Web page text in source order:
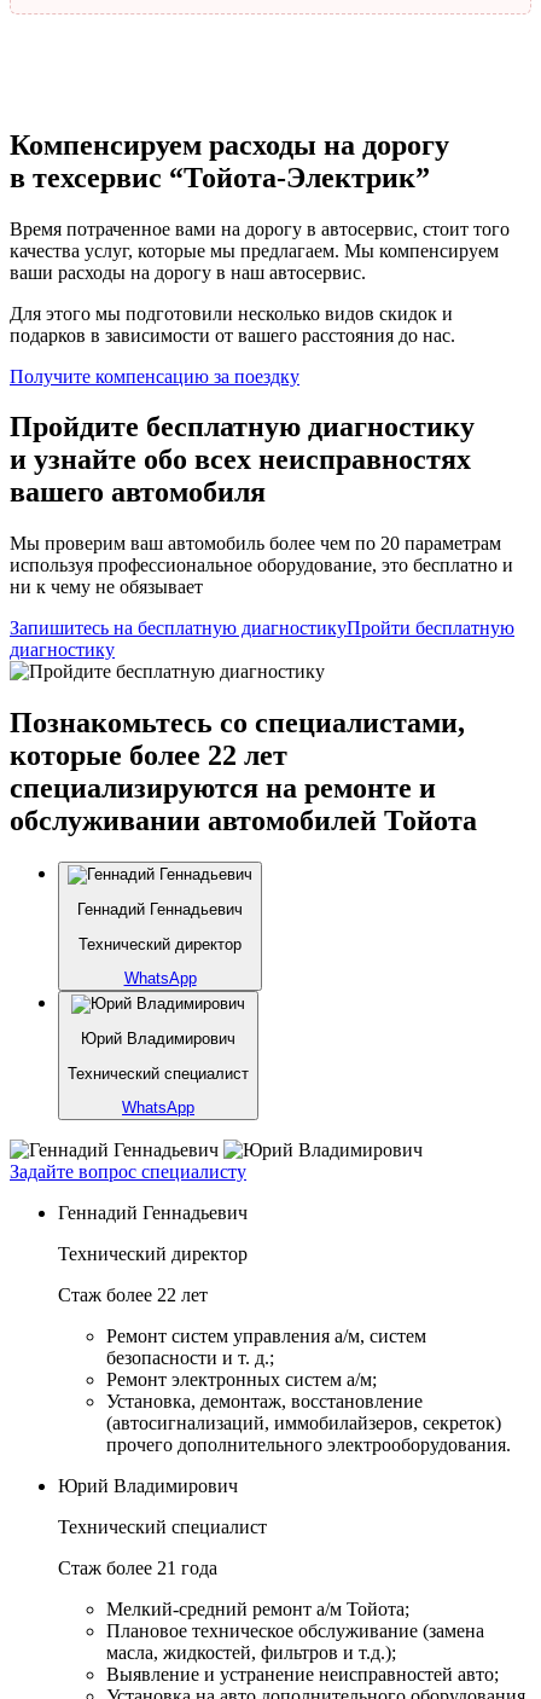
Компенсируем расходы на дорогу
в техсервис “Тойота-Электрик”
Время потраченное вами на дорогу в автосервис, стоит того
качества услуг, которые мы предлагаем. Мы компенсируем
ваши расходы на дорогу в наш автосервис.
Для этого мы подготовили несколько видов скидок и
подарков в зависимости от вашего расстояния до нас.
Получите компенсацию за поездку
Пройдите бесплатную диагностику
и узнайте обо всех неисправностях
вашего автомобиля
Мы проверим ваш автомобиль более чем по 20 параметрам
используя профессиональное оборудование, это бесплатно и
ни к чему не обязывает
Запишитесь на бесплатную диагностикуПройти бесплатную
диагностику
Познакомьтесь со специалистами,
которые более 22 лет
специализируются на ремонте и
обслуживании автомобилей Тойота
Геннадий Геннадьевич
Технический директор
WhatsApp
Юрий Владимирович
Технический специалист
WhatsApp
Задайте вопрос специалисту
Геннадий Геннадьевич
Технический директор
Стаж более 22 лет
Ремонт систем управления а/м, систем
безопасности и т. д.;
Ремонт электронных систем а/м;
Установка, демонтаж, восстановление
(автосигнализаций, иммобилайзеров, секреток)
прочего дополнительного электрооборудования.
Юрий Владимирович
Технический специалист
Стаж более 21 года
Мелкий-средний ремонт а/м Тойота;
Плановое техническое обслуживание (замена
масла, жидкостей, фильтров и т.д.);
Выявление и устранение неисправностей авто;